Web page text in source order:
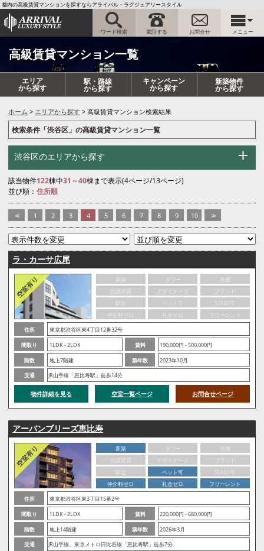
都内の高級賃貸マンションを探すならアライバル・ラグジュアリースタイル
ワード検索 電話する お問合せ メニュー
高級賃貸マンション一覧
エリア
から探す
駅・路線
から探す
キャンペーン
から探す
新築物件
から探す
ホーム エリアから探す 高級賃貸マンション検索結果
検索条件「渋谷区」の高級賃貸マンション一覧
渋谷区のエリアから探す
該当物件122棟中31～40棟まで表示(4ページ/13ページ)
並び順： 住所順
<< 1 2 3 4 5 6 7 8 9 10 >>
ラ・カーサ広尾
新築 タワー
低層
分譲賃貸
デザイナーズ
ブランド
駅近
ペット可
SOHO可
仲介料ゼロ
礼金ゼロ
フリーレント
住所
東京都渋谷区東4丁目12番32号
間取り
1LDK - 2LDK 賃料
190,000円 - 500,000円
階数
地上7階建 築年数
2023年10月
交通
JR山手線「恵比寿駅」徒歩14分
物件詳細を見る 空室一覧ページ お問合せページ
アーバンブリーズ恵比寿
新築 タワー
低層
分譲賃貸
デザイナーズ
ブランド
駅近
ペット可
SOHO可
仲介料ゼロ
礼金ゼロ
フリーレント
住所
東京都渋谷区東3丁目15番2号
間取り
1LDK - 2LDK 賃料
220,000円 - 680,000円
階数
地上14階建 築年数
2026年3月
交通
JR山手線、東京メトロ日比谷線「恵比寿駅」徒歩7分